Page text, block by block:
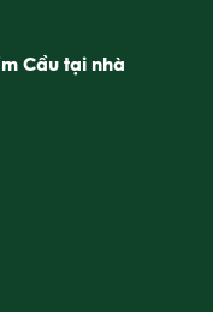
Cầu tại nhà